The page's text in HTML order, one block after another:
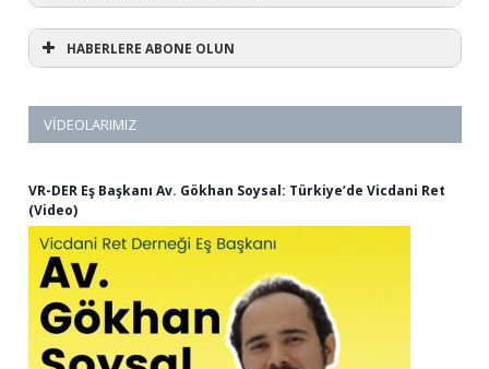
HABERLERE ABONE OLUN
VIDEOLARIMIZ
VR-DER Eş Başkanı Av. Gökhan Soysal: Türkiye’de Vicdani Ret
(Video)